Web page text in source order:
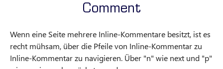
Comment
Wenn eine Seite mehrere Inline-Kommentare besitzt, ist es
recht mühsam, über die Pfeile von Inline-Kommentar zu
Inline-Kommentar zu navigieren. Über "n" wie next und "p"